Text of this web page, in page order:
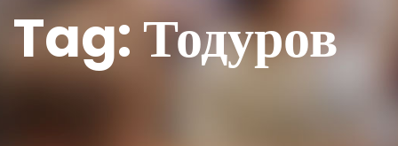
Tag:Тодуров